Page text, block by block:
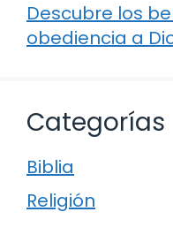
Descubre los
obediencia a
Categorías
Biblia
Religión